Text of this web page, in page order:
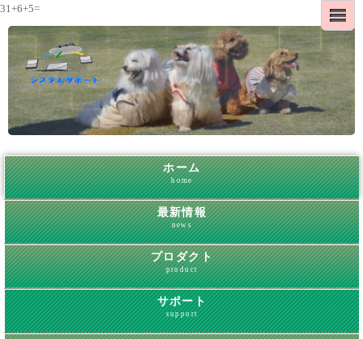
31+6+5=
ホーム
home
最新情報
news
プロダクト
product
サポート
support